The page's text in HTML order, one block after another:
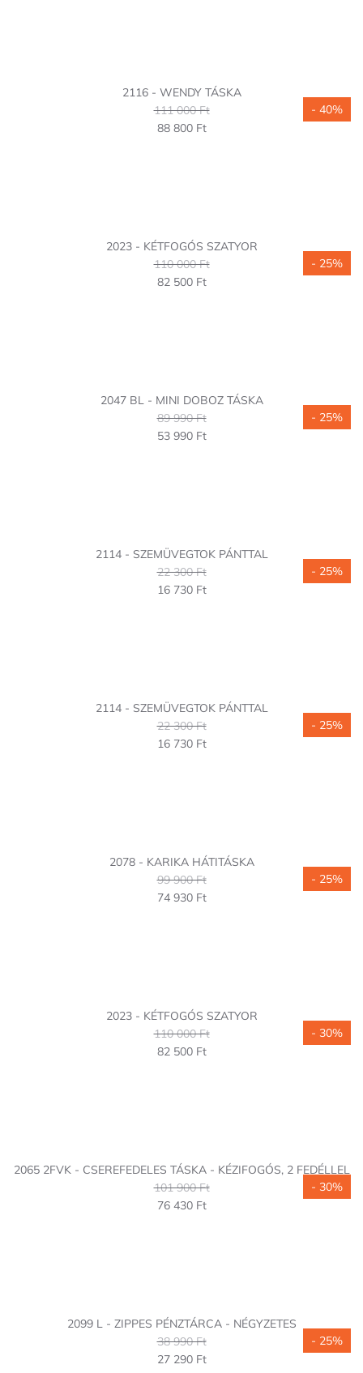
2116 - WENDY TÁSKA
111 000 Ft
88 800 Ft
2023 - KÉTFOGÓS SZATYOR
110 000 Ft
82 500 Ft
2047 BL - MINI DOBOZ TÁSKA
89 990 Ft
53 990 Ft
- 40%
2114 - SZEMÜVEGTOK PÁNTTAL
22 300 Ft
16 730 Ft
- 25%
2114 - SZEMÜVEGTOK PÁNTTAL
22 300 Ft
16 730 Ft
- 25%
2078 - KARIKA HÁTITÁSKA
99 900 Ft
74 930 Ft
- 25%
2023 - KÉTFOGÓS SZATYOR
110 000 Ft
82 500 Ft
- 25%
2065 2FVK - CSEREFEDELES TÁSKA - KÉZIFOGÓS, 2 FEDÉLLEL
101 900 Ft
76 430 Ft
- 25%
2099 L - ZIPPES PÉNZTÁRCA - NÉGYZETES
38 990 Ft
27 290 Ft
- 30%
- 30%
- 25%